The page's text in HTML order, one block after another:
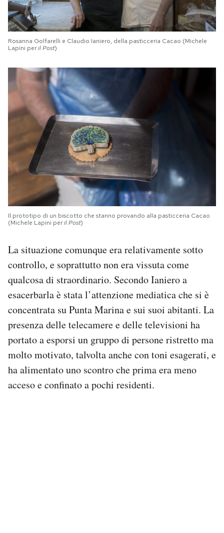
Rosanna Golfarelli e Claudio Ianiero, della pasticceria Cacao (Michele
Lapini peril Post)
Il prototipo di un biscotto che stanno provando alla pasticceria Cacao
(Michele Lapini peril Post)
La situazione comunque era relativamente sotto
controllo, e soprattutto non era vissuta come
qualcosa di straordinario. Secondo Ianiero a
esacerbarla è stata l’attenzione mediatica che si è
concentrata su Punta Marina e sui suoi abitanti. La
presenza delle telecamere e delle televisioni ha
portato a esporsi un gruppo di persone ristretto ma
molto motivato, talvolta anche con toni esagerati, e
ha alimentato uno scontro che prima era meno
acceso e confinato a pochi residenti.